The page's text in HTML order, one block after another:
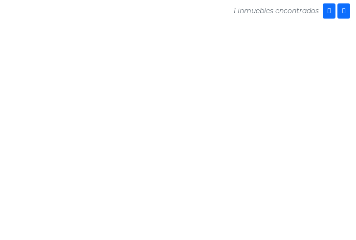
1 inmuebles encontrados